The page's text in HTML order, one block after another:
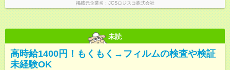
掲載元企業名 JCSロジスコ株式会社
未読
高時給1400円！もくもく→フィルムの検査や検証
未経験OK